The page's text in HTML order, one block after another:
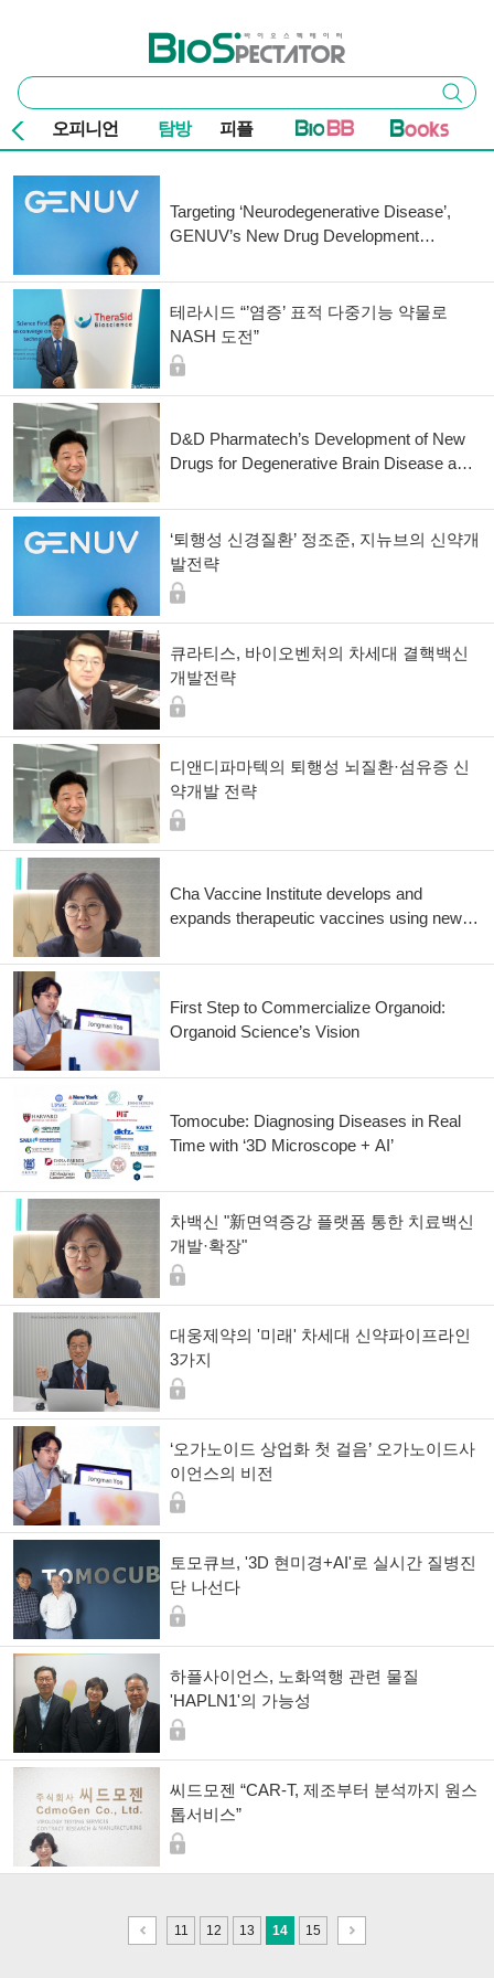
바이오스펙테이터
통
합
검
색
검색
오피니언 탐방 피플
Targeting ‘Neurodegenerative Disease’,
GENUV’s New Drug Development
테라시드 “’염증’ 표적 다중기능 약물로
NASH 도전”
D&D Pharmatech’s Development of New
Drugs for Degenerative Brain Disease and
‘퇴행성 신경질환’ 정조준, 지뉴브의 신약개
발전략
큐라티스, 바이오벤처의 차세대 결핵백신
개발전략
디앤디파마텍의 퇴행성 뇌질환·섬유증 신
약개발 전략
Cha Vaccine Institute develops and
expands therapeutic vaccines using new
First Step to Commercialize Organoid:
Organoid Science’s Vision
Tomocube: Diagnosing Diseases in Real
Time with ‘3D Microscope + AI’
차백신 "新면역증강 플랫폼 통한 치료백신
개발·확장"
대웅제약의 '미래' 차세대 신약파이프라인
3가지
‘오가노이드 상업화 첫 걸음’ 오가노이드사
이언스의 비전
토모큐브, '3D 현미경+AI'로 실시간 질병진
단 나선다
하플사이언스, 노화역행 관련 물질
'HAPLN1'의 가능성
씨드모젠 “CAR-T, 제조부터 분석까지 원스
톱서비스”
이
전
11 12 13 14 15
다
음